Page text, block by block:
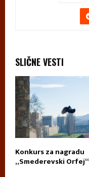
SLIČNE VESTI
Konkurs za nagradu
„Smederevski Orfej“